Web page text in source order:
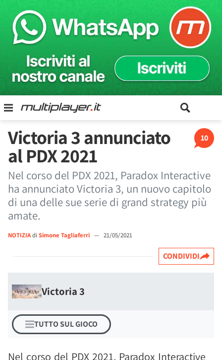
10
Victoria 3 annunciato
al PDX 2021
Nel corso del PDX 2021, Paradox Interactive
ha annunciato Victoria 3, un nuovo capitolo
di una delle sue serie di grand strategy più
amate.
NOTIZIAdi Simone Tagliaferri — 21/05/2021
CONDIVIDI
Victoria 3
TUTTO SUL GIOCO
Nel corso del PDX 2021, Paradox Interactive